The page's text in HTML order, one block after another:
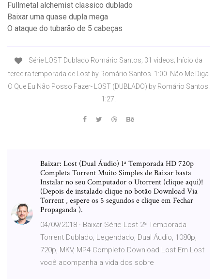
Fullmetal alchemist classico dublado
Baixar uma quase dupla mega
O ataque do tubarão de 5 cabeças
Série LOST Dublado Romário Santos; 31 videos; Início da
terceira temporada de Lost by Romário Santos. 1:00. Não Me Diga
O Que Eu Não Posso Fazer- LOST (DUBLADO) by Romário Santos.
1:27.
Baixar: Lost (Dual Áudio) 1ª Temporada HD 720p
Completa Torrent Muito Simples de Baixar basta
Instalar no seu Computador o Utorrent (clique aqui)!
(Depois de instalado clique no botão Download Via
Torrent , espere os 5 segundos e clique em Fechar
Propaganda ).
04/09/2018 · Baixar Série Lost 2ª Temporada
Torrent Dublado, Legendado, Dual Áudio, 1080p,
720p, MKV, MP4 Completo Download Lost Em Lost
você acompanha a vida dos sobre